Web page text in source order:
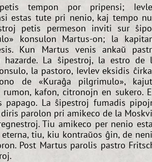
tempon por pripensi;
estas tute pri nenio, kaj tempo
petis permeson inviti sur
konsulon Martus-on; la
Kun Martus venis ankaŭ
hazarde. La ŝipestroj, la estro de
la pastoro, Ievlev eksidis
de «Kuraĝa pilgrimulo»,
kafon, citronojn en sukero.
papago. La ŝipestroj fumadis
parolon pri amikeco de la
Tiu amikeco per nenio
tiu, kiu kontraŭos ĝin, de
Post Martus parolis pastro